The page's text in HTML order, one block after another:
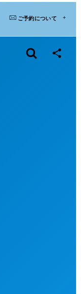
ご予約について